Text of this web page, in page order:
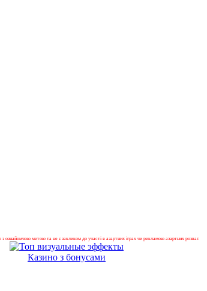
ознайомчою метою та не є закликом до участі в азартних іграх чи рекламою азартних розваг.
Казино з бонусами